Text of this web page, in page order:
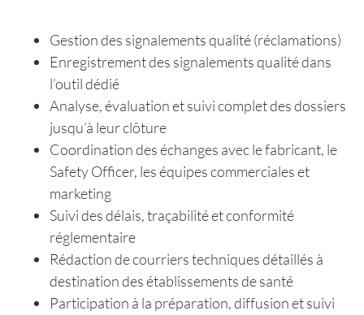
Gestion des signalements qualité (réclamations)
Enregistrement des signalements qualité dans
l’outil dédié
Analyse, évaluation et suivi complet des dossiers
jusqu’à leur clôture
Coordination des échanges avec le fabricant, le
Safety Officer, les équipes commerciales et
marketing
Suivi des délais, traçabilité et conformité
réglementaire
Rédaction de courriers techniques détaillés à
destination des établissements de santé
Participation à la préparation, diffusion et suivi